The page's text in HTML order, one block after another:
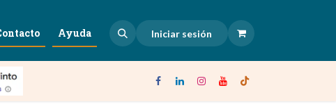
Ayuda Iniciar sesión